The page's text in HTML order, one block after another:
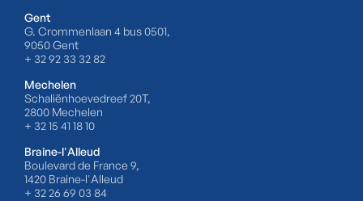
Gent
G. Crommenlaan 4 bus 0501,
9050 Gent
+ 32 92 33 32 82
Mechelen
Schaliënhoevedreef 20T,
2800 Mechelen
+ 32 15 41 18 10
Braine-l'Alleud
Boulevard de France 9,
1420 Braine-l'Alleud
+ 32 26 69 03 84